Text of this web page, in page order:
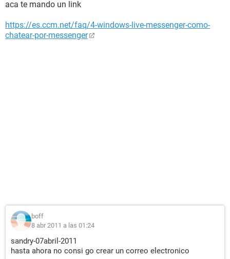
aca te mando un link
https://es.ccm.net/faq/4-windows-live-messenger-como-
chatear-por-messenger
boff
8 abr 2011 a las 01:24
sandry-07abril-2011
hasta ahora no consi go crear un correo electronico